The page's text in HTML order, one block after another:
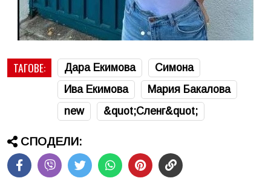
ТАГОВЕ: Дара Екимова
Симона
Ива Екимова
Мария Бакалова
new
&quot;Сленг&quot;
СПОДЕЛИ: